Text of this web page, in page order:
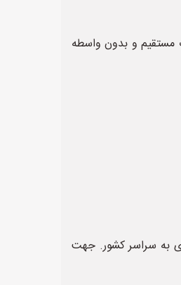
مستقیم و بدون واسطه
به سراسر کشور. جهت